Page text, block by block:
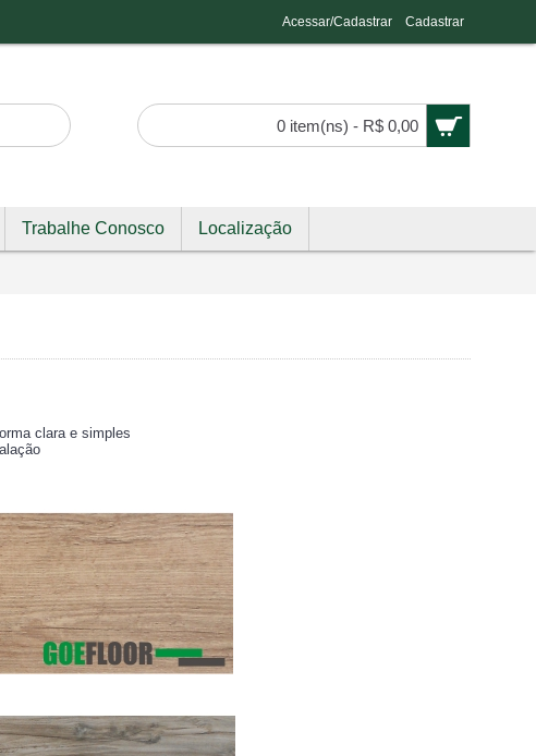
Acessar/Cadastrar Cadastrar
0 item(ns) - R$ 0,00
Trabalhe Conosco Localização
clara e simples